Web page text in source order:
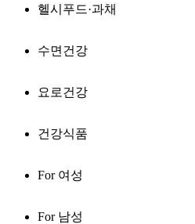
헬시푸드·과채
수면건강
요로건강
건강식품
For 여성
For 남성